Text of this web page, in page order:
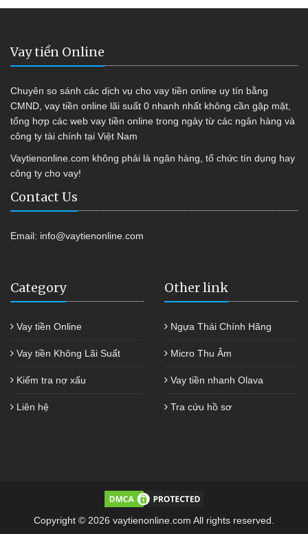
Vay tiền Online
Chuyên so sánh các dịch vụ cho vay tiền online uy tín bằng
CMND, vay tiền online lãi suất 0 nhanh nhất không cần gặp mặt,
tổng hợp các web vay tiền online trong ngày từ các ngân hàng và
công ty tài chính tại Việt Nam
Vaytienonline.com không phải là ngân hàng, tổ chức tín dụng hay
công ty cho vay!
Contact Us
Email: info@vaytienonline.com
Category
Vay tiền Online
Vay tiền Không Lãi Suất
Kiểm tra nợ xấu
Liên hệ
Other link
Ngựa Thái Chính Hãng
Micro Thu Âm
Vay tiền nhanh Olava
Tra cứu hồ sơ
Copyright © 2026 vaytienonline.com All rights reserved.